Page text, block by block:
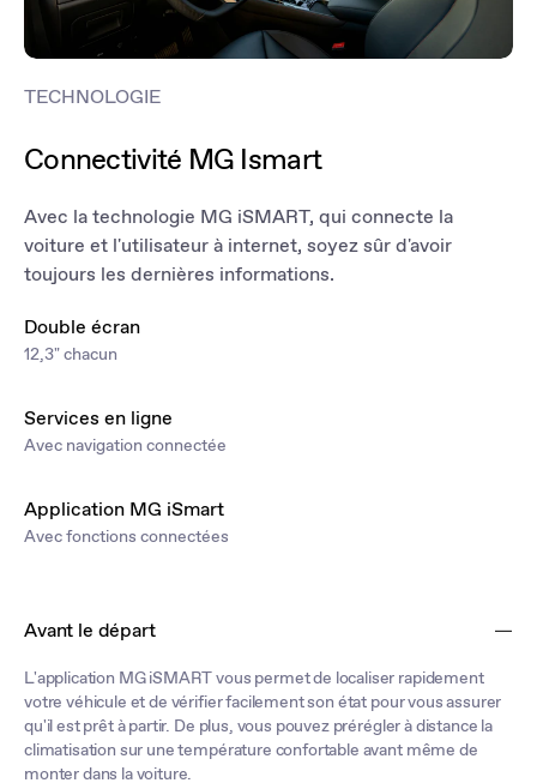
TECHNOLOGIE
Connectivité MG Ismart
Avec la technologie MG iSMART, qui connecte la
voiture et l'utilisateur à internet, soyez sûr d'avoir
toujours les dernières informations.
Double écran
12,3" chacun
Services en ligne
Avec navigation connectée
Application MG iSmart
Avec fonctions connectées
Avant le départ
L'application MG iSMART vous permet de localiser rapidement
votre véhicule et de vérifier facilement son état pour vous assurer
qu'il est prêt à partir. De plus, vous pouvez prérégler à distance la
climatisation sur une température confortable avant même de
monter dans la voiture.